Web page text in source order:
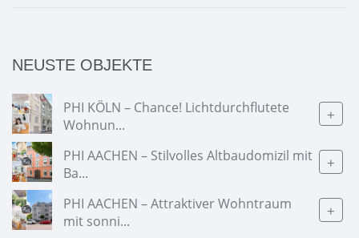
NEUSTE OBJEKTE
PHI KÖLN – Chance! Lichtdurchflutete
Wohnun...
+
PHI AACHEN – Stilvolles Altbaudomizil mit
Ba...
+
PHI AACHEN – Attraktiver Wohntraum
mit sonni...
+